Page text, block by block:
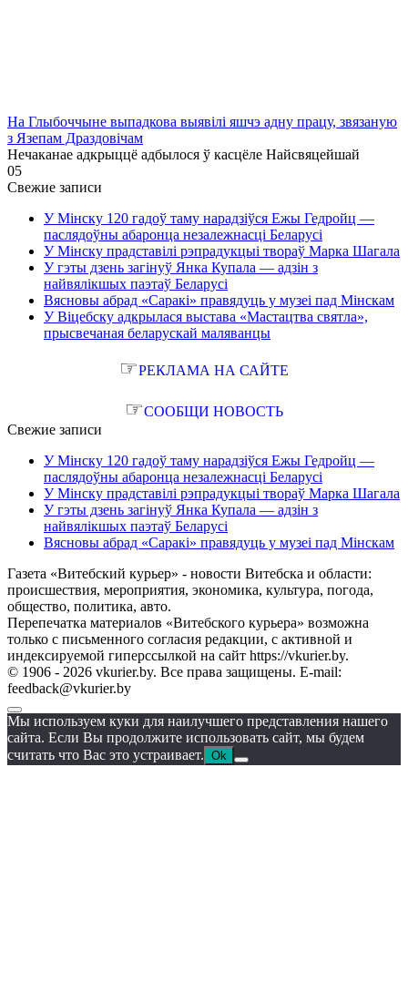
На Глыбоччыне выпадкова выявілі яшчэ адну працу, звязаную
з Язепам Драздовічам
Нечаканае адкрыццё адбылося ў касцёле Найсвяцейшай
05
Свежие записи
У Мінску 120 гадоў таму нарадзіўся Ежы Гедройц —
паслядоўны абаронца незалежнасці Беларусі
У Мінску прадставілі рэпрадукцыі твораў Марка Шагала
У гэты дзень загінуў Янка Купала — адзін з
найвялікшых паэтаў Беларусі
Вясновы абрад «Саракі» правядуць у музеі пад Мінскам
У Віцебску адкрылася выстава «Мастацтва святла»,
прысвечаная беларускай маляванцы
☞РЕКЛАМА НА САЙТЕ
☞СООБЩИ НОВОСТЬ
Свежие записи
У Мінску 120 гадоў таму нарадзіўся Ежы Гедройц —
паслядоўны абаронца незалежнасці Беларусі
У Мінску прадставілі рэпрадукцыі твораў Марка Шагала
У гэты дзень загінуў Янка Купала — адзін з
найвялікшых паэтаў Беларусі
Вясновы абрад «Саракі» правядуць у музеі пад Мінскам
Газета «Витебский курьер» - новости Витебска и области:
происшествия, мероприятия, экономика, культура, погода,
общество, политика, авто.
Перепечатка материалов «Витебского курьера» возможна
только с письменного согласия редакции, с активной и
индексируемой гиперссылкой на сайт https://vkurier.by.
© 1906 - 2026 vkurier.by. Все права защищены. E-mail:
feedback@vkurier.by
Мы используем куки для наилучшего представления нашего
сайта. Если Вы продолжите использовать сайт, мы будем
считать что Вас это устраивает. Ok